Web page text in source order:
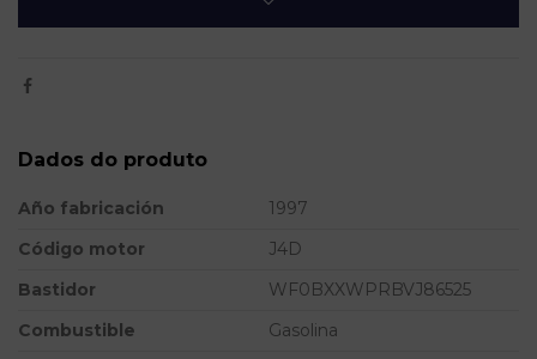
Dados do produto
Año fabricación
1997
Código motor
J4D
Bastidor
WF0BXXWPRBVJ86525
Combustible
Gasolina